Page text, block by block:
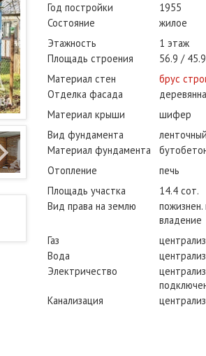
Год постройки
1955
Состояние
жилое
Этажность
1 этаж
Площадь строения
56.9 45.9
Материал стен
брус
Отделка фасада
Материал крыши
шифер
Вид фундамента
Материал фундамента
Отопление
печь
Площадь участка
14.4 сот.
Вид права на землю
владение
Газ
Вода
Электричество
Канализация